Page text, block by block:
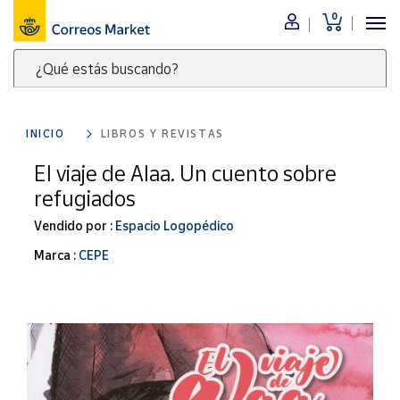
0
¿Qué estás buscando?
clave
para
buscar
productos
Correos
Menú
Nuestro
catálogo
Alimentación
Bebidas
Ocio y cultura
Juguetes y
Merchandising
y regalos
Tienda de
Correos
INICIO LIBROS Y REVISTAS
El viaje de Alaa. Un cuento sobre
refugiados
Vendido por : Espacio Logopédico
Marca : CEPE